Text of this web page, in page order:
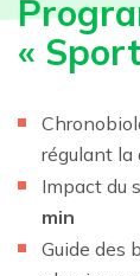
«
régulant la
Impact du
min
Guide des